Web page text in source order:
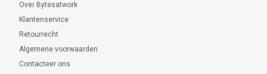
Over Bytesatwork
Klantenservice
Retourrecht
Algemene voorwaarden
Contacteer ons